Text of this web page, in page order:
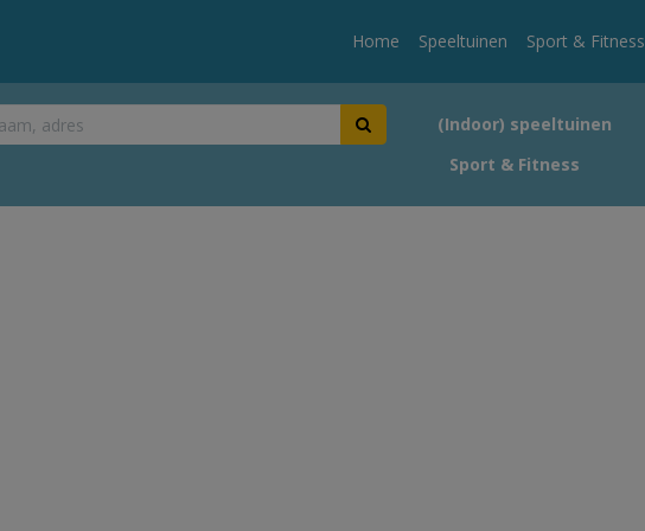
Home Speeltuinen Sport & Fitness
(Indoor) speeltuinen
Sport & Fitness